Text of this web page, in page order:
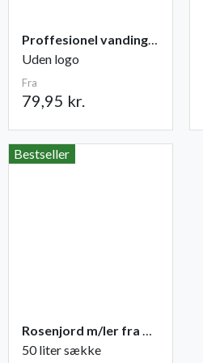
Proffesionel vandingspose 100 liter
Uden logo
Fra
79,95 kr.
Bestseller
Rosenjord m/ler fra Champost
50 liter sække